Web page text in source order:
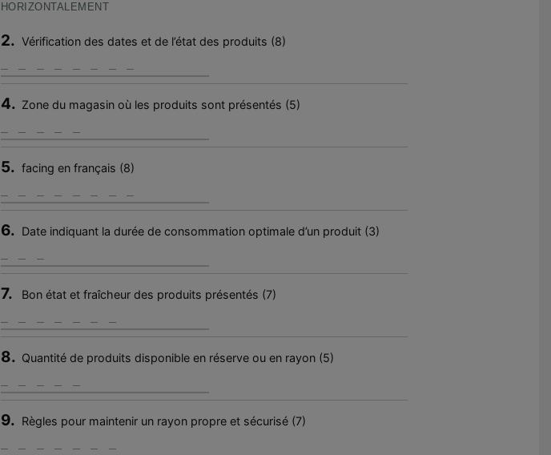
HORIZONTALEMENT
2. Vérification des dates et de l’état des produits (8)
4. Zone du magasin où les produits sont présentés (5)
5. facing en français (8)
6. Date indiquant la durée de consommation optimale d’un produit (3)
7. Bon état et fraîcheur des produits présentés (7)
8. Quantité de produits disponible en réserve ou en rayon (5)
9. Règles pour maintenir un rayon propre et sécurisé (7)